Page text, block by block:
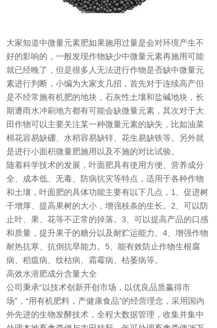
大家知道中微量元素肥如果施用过量是会对环境产生不
好的影响的，一般发现作物缺少中微量元素再施用可能
就已经晚了，但是很多人无法进行作物是否缺中微量元
素进行判断，小编为大家支几招，首先对于连续高产但
是不经常施有机肥的地块，石灰性土壤和盐碱地块，长
期遭雨水冲刷地方都有可能会缺微量元素，其次对于大
田作物可以主要关注某一种微量元素的缺失，比如油菜
棉花容易缺硼、水稻容易缺锌、花生易缺铁等。另外就
是进行小面积微量肥施用以及不施的对比试验。
随着科学技术的发展，叶面肥具有使用方便、营养成分
全、成本低、无毒、防病抗灾等特点，适用于各种作物
和土壤，叶面肥的具体功能主要有以下几点，1、促进树
干增厚、提高果树的大小，增强枝条的生长。2、可以防
止叶、果、花等不正常的掉落。3、可以提高产品的口感
和质量，提升果子的糖分以及耐贮运能力。4、增强作物
耐热抗寒、抗倒抗旱能力。5、能有效防止作物生根腐
病、稻瘟病、纹枯病、霜霉病、枯萎病等。
高效水溶肥成分含量大全
公司秉承“以技术创新开创市场，以优良品质赢得市
场”，“用有机肥料，产健康食品”的经营理念，采用国内
外先进的生物发酵技术，全程大数据管理，收集并集中